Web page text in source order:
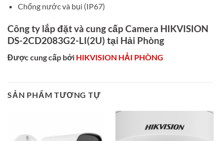
Chống nước và bụi (IP67)
Công ty lắp đặt và cung cấp Camera HIKVISION
DS-2CD2083G2-LI(2U) tại Hải Phòng
Được cung cấp bởi HIKVISION HẢI PHÒNG
SẢN PHẨM TƯƠNG TỰ